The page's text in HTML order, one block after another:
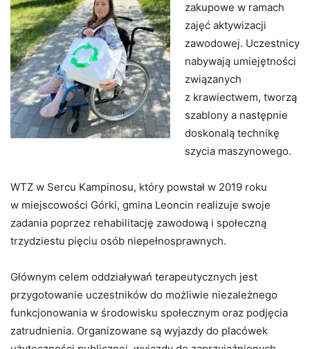
zakupowe w ramach
zajęć aktywizacji
zawodowej. Uczestnicy
nabywają umiejętności
związanych
z krawiectwem, tworzą
szablony a następnie
doskonalą technikę
szycia maszynowego.
WTZ w Sercu Kampinosu, który powstał w 2019 roku
w miejscowości Górki, gmina Leoncin realizuje swoje
zadania poprzez rehabilitację zawodową i społeczną
trzydziestu pięciu osób niepełnosprawnych.
Głównym celem oddziaływań terapeutycznych jest
przygotowanie uczestników do możliwie niezależnego
funkcjonowania w środowisku społecznym oraz podjęcia
zatrudnienia. Organizowane są wyjazdy do placówek